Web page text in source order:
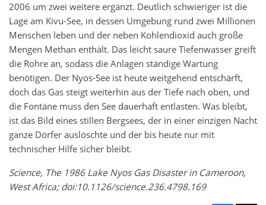
2006 um zwei weitere ergänzt. Deutlich schwieriger ist die
Lage am Kivu-See, in dessen Umgebung rund zwei Millionen
Menschen leben und der neben Kohlendioxid auch große
Mengen Methan enthält. Das leicht saure Tiefenwasser greift
die Rohre an, sodass die Anlagen ständige Wartung
benötigen. Der Nyos-See ist heute weitgehend entschärft,
doch das Gas steigt weiterhin aus der Tiefe nach oben, und
die Fontäne muss den See dauerhaft entlasten. Was bleibt,
ist das Bild eines stillen Bergsees, der in einer einzigen Nacht
ganze Dörfer auslöschte und der bis heute nur mit
technischer Hilfe sicher bleibt.
Science, The 1986 Lake Nyos Gas Disaster in Cameroon,
West Africa; doi:10.1126/science.236.4798.169